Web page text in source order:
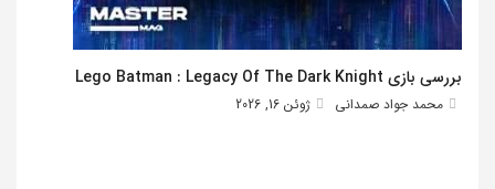
بررسی بازی Lego Batman : Legacy Of The Dark Knight
محمد جواد صمدانی ژوئن 16, 2026